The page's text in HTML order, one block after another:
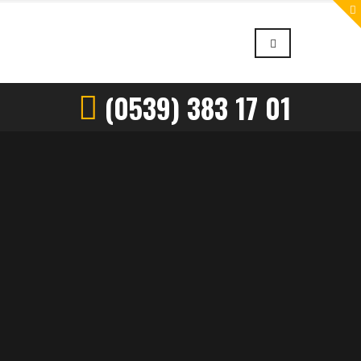
(0539) 383 17 01